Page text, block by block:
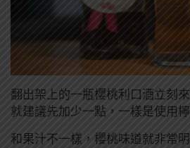
翻出架上的一瓶櫻桃利口酒立刻
就建議先加少一點，一樣是使用
和果汁不一樣，櫻桃味道就非常